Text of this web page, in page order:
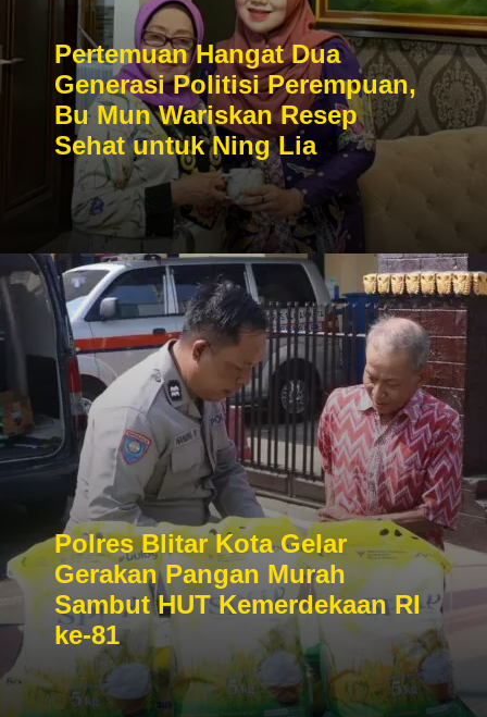
Pertemuan Hangat Dua
Generasi Politisi Perempuan,
Bu Mun Wariskan Resep
Sehat untuk Ning Lia
Polres Blitar Kota Gelar
Gerakan Pangan Murah
Sambut HUT Kemerdekaan RI
ke-81